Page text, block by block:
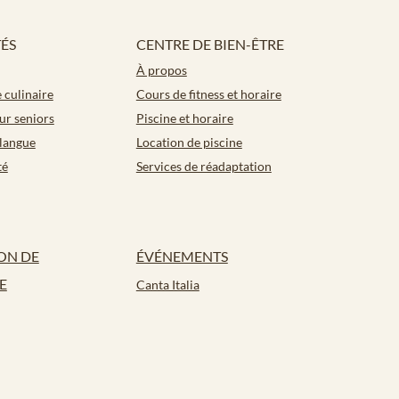
culinaire
seniors
CENTRE DE BIEN-ÊTRE
À propos
Cours de fitness et horaire
Piscine et horaire
Location de piscine
Services de réadaptation
DE
ÉVÉNEMENTS
Canta Italia